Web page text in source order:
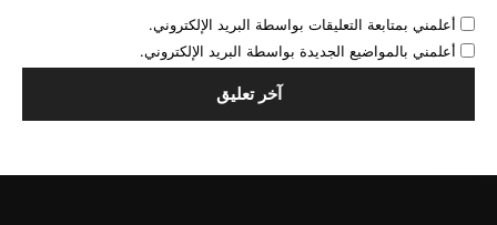
أعلمني بمتابعة التعليقات بواسطة البريد الإلكتروني.
أعلمني بالمواضيع الجديدة بواسطة البريد الإلكتروني.